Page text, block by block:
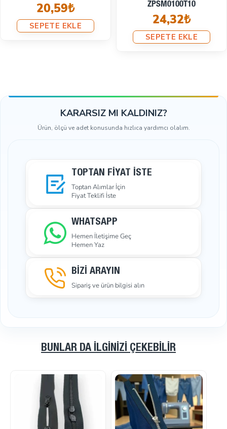
ZPSM0012T10
9,79₺
84,48₺
SEPETE EKLE
KARARSIZ MI KALDINIZ?
Ürün, ölçü ve adet konusunda hızlıca yardımcı olalım.
TOPTAN FIYAT İSTE
Toptan Alımlar İçin
Fiyat Teklifi İste
WHATSAPP
Hemen İletişime Geç
Hemen Yaz
BİZİ ARAYIN
Sipariş ve ürün bilgisi alın
BUNLAR DA İLGINIZI ÇEKEBILIR